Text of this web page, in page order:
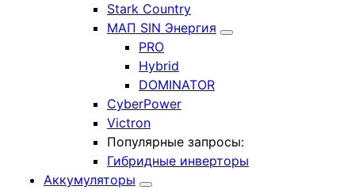
Stark Country
МАП SIN Энергия
PRO
Hybrid
DOMINATOR
CyberPower
Victron
Популярные запросы:
Гибридные инверторы
Аккумуляторы